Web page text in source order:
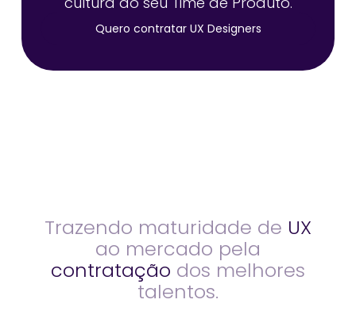
Quero contratar UX Designers
Trazendo maturidade de UX
ao mercado pela
contratação dos melhores
talentos.